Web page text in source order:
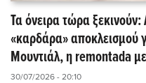
Τα όνειρα τώρα
«καρδάρα» αποκλεισμού
Μουντιάλ, η remontada
30/07/2026 - 20:10